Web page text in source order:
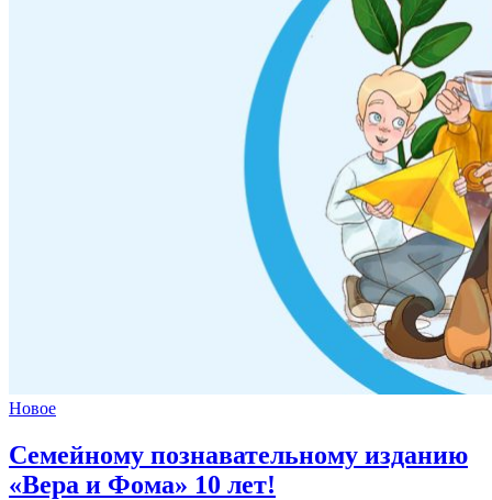
Новое
Семейному познавательному изданию
«Вера и Фома» 10 лет!